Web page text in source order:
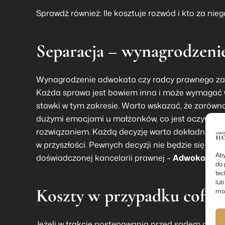
do
Sprawdź również: Ile kosztuje rozwód i kto za
Separacja –
Wynagrodzenie adwokata czy radcy prawnego
Każda sprawa jest bowiem inna i może
stawki w tym zakresie. Warto wskazać, że
dużymi emocjami u małżonków, co jest
rozwiązaniem. Każdą decyzję warto dokładnie
w przyszłości. Pewnych decyzji nie będzie się
doświadczonej kancelarii prawnej –Adwokat
Koszty w przypadku